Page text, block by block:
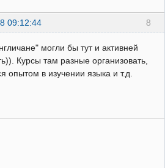
8
09:12:44
могли бы тут и активней
Курсы там разные организовать,
опытом в изучении языка и т.д.